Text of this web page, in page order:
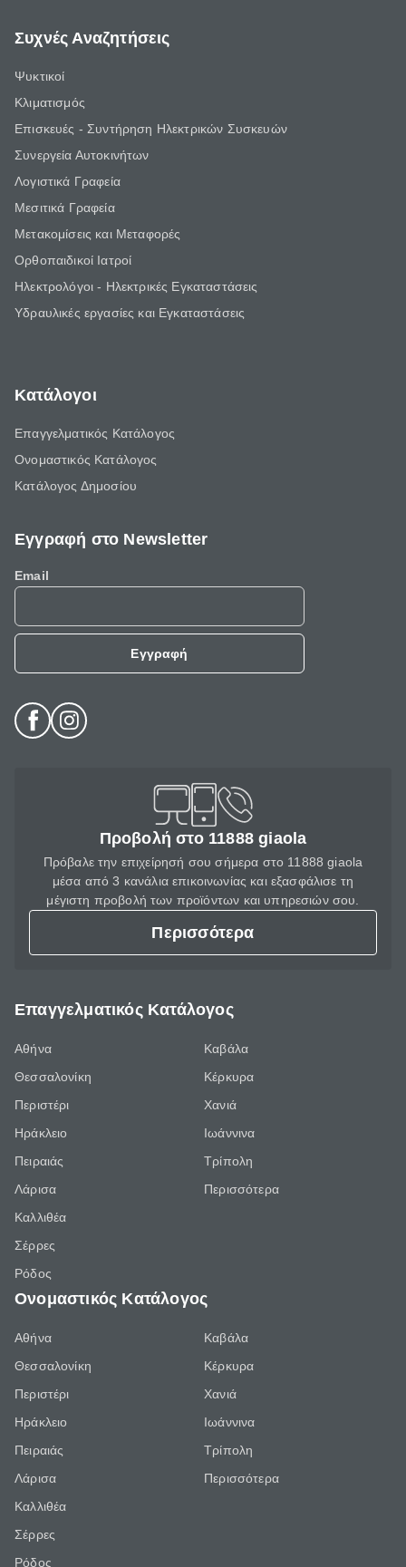
Συχνές Αναζητήσεις
Ψυκτικοί
Κλιματισμός
Επισκευές - Συντήρηση Ηλεκτρικών Συσκευών
Συνεργεία Αυτοκινήτων
Λογιστικά Γραφεία
Μεσιτικά Γραφεία
Μετακομίσεις και Μεταφορές
Ορθοπαιδικοί Ιατροί
Ηλεκτρολόγοι - Ηλεκτρικές Εγκαταστάσεις
Υδραυλικές εργασίες και Εγκαταστάσεις
Κατάλογοι
Επαγγελματικός Κατάλογος
Ονομαστικός Κατάλογος
Κατάλογος Δημοσίου
Εγγραφή στο Newsletter
Email
Εγγραφή
Προβολή στο 11888 giaola
Πρόβαλε την επιχείρησή σου σήμερα στο 11888 giaola
μέσα από 3 κανάλια επικοινωνίας και εξασφάλισε τη
μέγιστη προβολή των προϊόντων και υπηρεσιών σου.
Περισσότερα
Επαγγελματικός Κατάλογος
Αθήνα
Θεσσαλονίκη
Περιστέρι
Ηράκλειο
Πειραιάς
Λάρισα
Καλλιθέα
Σέρρες
Ρόδος
Καβάλα
Κέρκυρα
Χανιά
Ιωάννινα
Τρίπολη
Περισσότερα
Ονομαστικός Κατάλογος
Αθήνα
Θεσσαλονίκη
Περιστέρι
Ηράκλειο
Πειραιάς
Λάρισα
Καλλιθέα
Σέρρες
Ρόδος
Καβάλα
Κέρκυρα
Χανιά
Ιωάννινα
Τρίπολη
Περισσότερα